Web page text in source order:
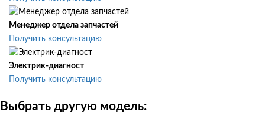
Менеджер отдела запчастей
Получить консультацию
Электрик-диагност
Получить консультацию
Выбрать другую модель: